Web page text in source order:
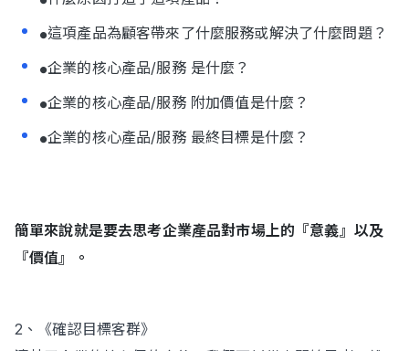
●這項產品為顧客帶來了什麼服務或解決了什麼問題？
●企業的核心產品/服務 是什麼？
●企業的核心產品/服務 附加價值是什麼？
●企業的核心產品/服務 最終目標是什麼？
簡單來說就是要去思考企業產品對市場上的『意義』以及
『價值』。
2、《確認目標客群》